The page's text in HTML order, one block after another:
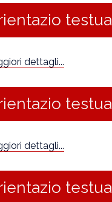
dettagli...
dettagli...